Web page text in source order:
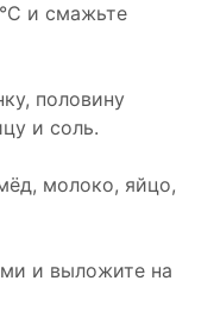
и смажьте
половину
и соль.
молоко, яйцо,
и выложите на